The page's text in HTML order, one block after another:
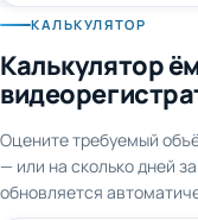
КАЛЬКУЛЯТОР
Калькулятор
— или на сколько дней
обновляется